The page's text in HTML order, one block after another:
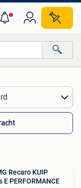
Recaro KUIP
E PERFORMANCE